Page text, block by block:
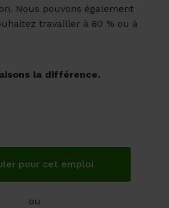
Nous pouvons également
travailler à 80 % ou à
la différence.
pour cet emploi
ou